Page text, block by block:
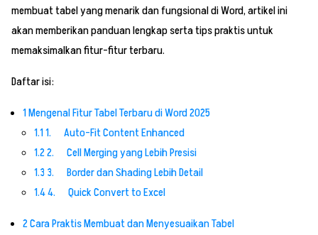
membuat tabel yang menarik dan fungsional di Word, artikel ini
akan memberikan panduan lengkap serta tips praktis untuk
memaksimalkan fitur-fitur terbaru.
Daftar isi:
1Mengenal Fitur Tabel Terbaru di Word 2025
1.11. Auto-Fit Content Enhanced
1.22. Cell Merging yang Lebih Presisi
1.33. Border dan Shading Lebih Detail
1.44. Quick Convert to Excel
2Cara Praktis Membuat dan Menyesuaikan Tabel